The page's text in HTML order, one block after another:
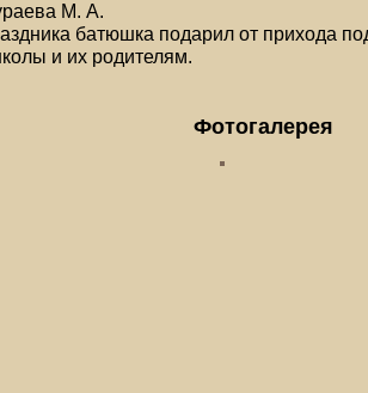
М. А.
батюшка подарил от прихода
и их родителям.
Фотогалерея